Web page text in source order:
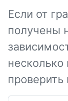
Если от
получены
проверить